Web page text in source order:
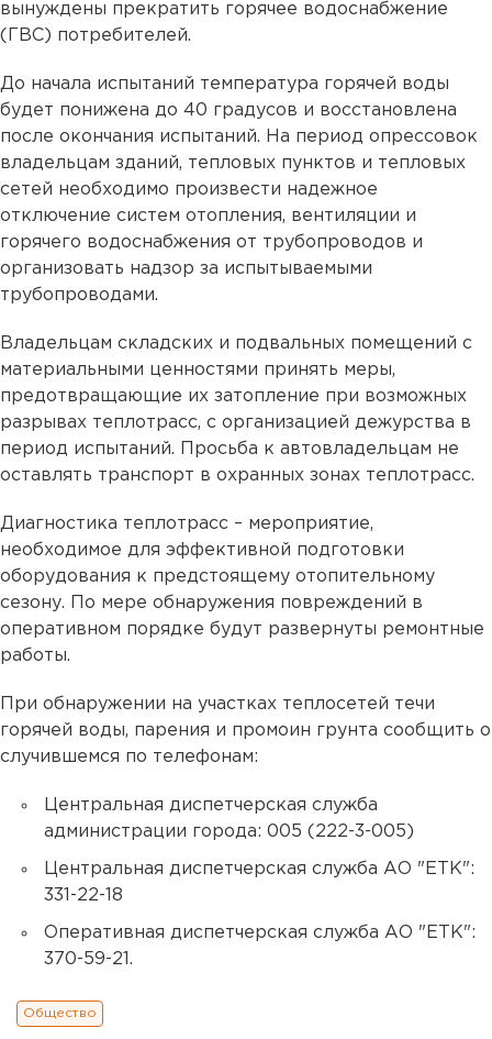
вынуждены прекратить горячее водоснабжение
(ГВС) потребителей.
До начала испытаний температура горячей воды
будет понижена до 40 градусов и восстановлена
после окончания испытаний. На период опрессовок
владельцам зданий, тепловых пунктов и тепловых
сетей необходимо произвести надежное
отключение систем отопления, вентиляции и
горячего водоснабжения от трубопроводов и
организовать надзор за испытываемыми
трубопроводами.
Владельцам складских и подвальных помещений с
материальными ценностями принять меры,
предотвращающие их затопление при возможных
разрывах теплотрасс, с организацией дежурства в
период испытаний. Просьба к автовладельцам не
оставлять транспорт в охранных зонах теплотрасс.
Диагностика теплотрасс – мероприятие,
необходимое для эффективной подготовки
оборудования к предстоящему отопительному
сезону. По мере обнаружения повреждений в
оперативном порядке будут развернуты ремонтные
работы.
При обнаружении на участках теплосетей течи
горячей воды, парения и промоин грунта сообщить о
случившемся по телефонам:
Центральная диспетчерская служба
администрации города: 005 (222-3-005)
Центральная диспетчерская служба АО "ЕТК":
331-22-18
Оперативная диспетчерская служба АО "ЕТК":
370-59-21.
Общество